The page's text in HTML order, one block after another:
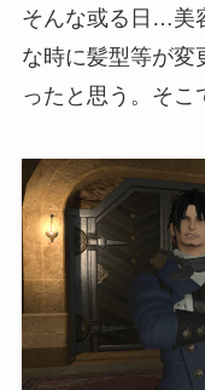
そんな或る日…美
な時に髪型等が変
ったと思う。そこ